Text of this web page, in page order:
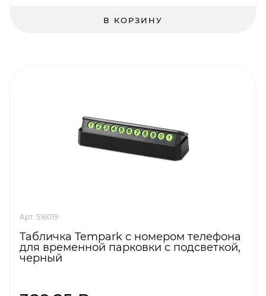
В КОРЗИНУ
Арт. 516019
Табличка Tempark с номером телефона
для временной парковки с подсветкой,
черный